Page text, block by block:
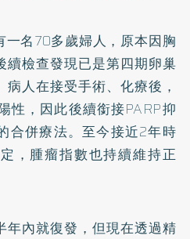
名70多歲婦人，原本因胸
續檢查發現已是第四期卵巢
人在接受手術、化療後，
性，因此後續銜接PARP抑
合併療法。至今接近2年時
，腫瘤指數也持續維持正
年內就復發，但現在透過精